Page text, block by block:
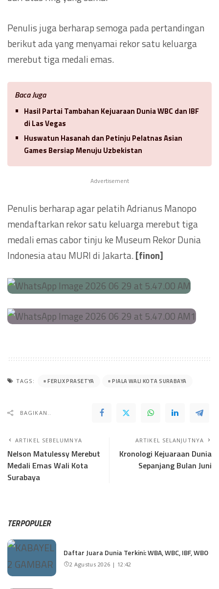
Penulis juga berharap semoga pada pertandingan
berikut ada yang menyamai rekor satu keluarga
merebut tiga medali emas.
Baca Juga
Hasil Partai Tambahan Kejuaraan Dunia WBC dan IBF
di Las Vegas
Huswatun Hasanah dan Petinju Pelatnas Asian
Games Bersiap Menuju Uzbekistan
Advertisement
Penulis berharap agar pelatih Adrianus Manopo
mendaftarkan rekor satu keluarga merebut tiga
medali emas cabor tinju ke Museum Rekor Dunia
Indonesia atau MURI di Jakarta.[finon]
TAGS: FERLIX PRASETYA PIALA WALI KOTA SURABAYA
BAGIKAN..
ARTIKEL SEBELUMNYA
Nelson Matulessy Merebut
Medali Emas Wali Kota
Surabaya
ARTIKEL SELANJUTNYA
Kronologi Kejuaraan Dunia
Sepanjang Bulan Juni
TERPOPULER
Daftar Juara Dunia Terkini: WBA, WBC, IBF, WBO
2 Agustus 2026 | 12:42